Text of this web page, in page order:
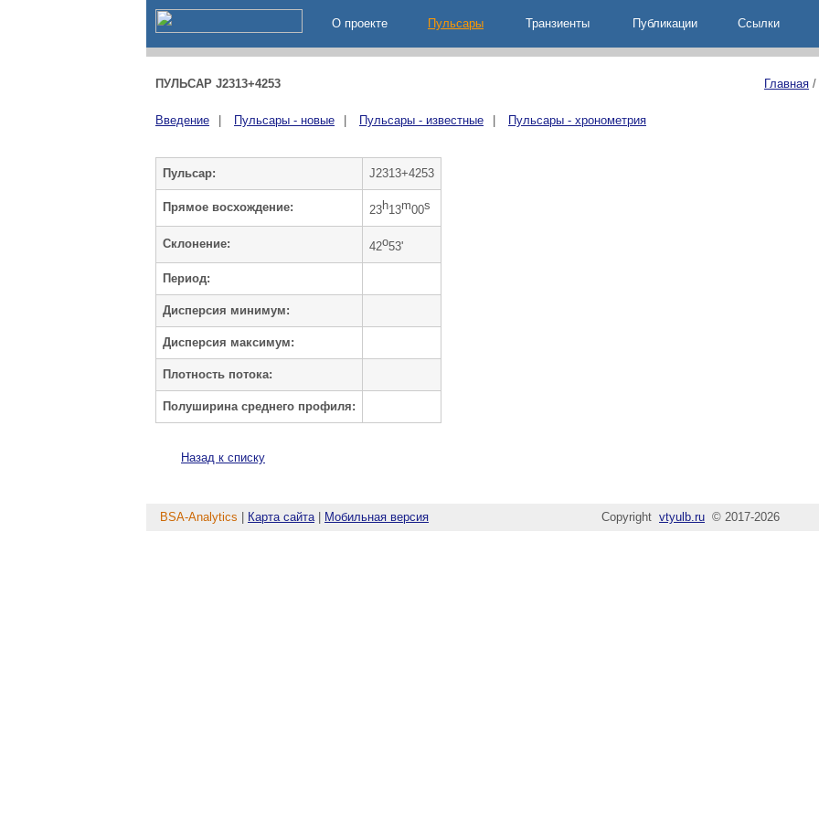
О проекте Пульсары Транзиенты Публикации Ccылки
ПУЛЬСАР J2313+4253 Главная /
Введение Пульсары - новые Пульсары - известные Пульсары - хронометрия
Пульсар: J2313+4253
Прямое восхождение: 23h13m00s
Cклонение: 42o53'
Период:
Дисперсия минимум:
Дисперсия максимум:
Плотность потока:
Полуширина среднего профиля:
Назад к списку
BSA-Analytics Карта сайта| Мобильная версия Copyright vtyulb.ru © 2017-2026